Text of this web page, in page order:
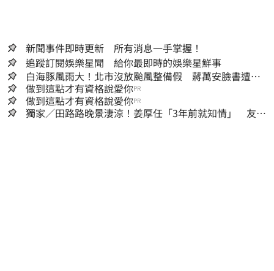
新聞事件即時更新 所有消息一手掌握！
追蹤訂閱娛樂星聞 給你最即時的娛樂星鮮事
白海豚風雨大！北市沒放颱風整備假 蔣萬安臉書遭網
友灌爆：標準在哪？
做到這點才有資格說愛你PR
做到這點才有資格說愛你PR
獨家／田路路晚景淒涼！姜厚任「3年前就知情」 友人